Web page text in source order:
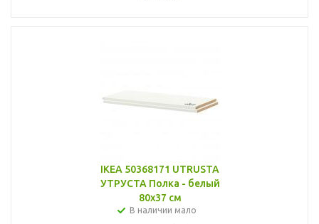
IKEA 50368171 UTRUSTA
УТРУСТА Полка - белый
80x37 см
В наличии мало